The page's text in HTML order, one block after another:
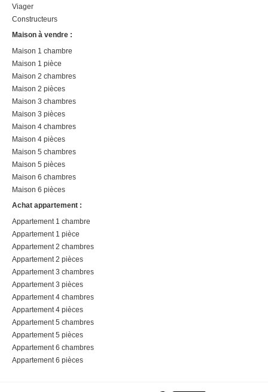
Viager
Constructeurs
Maison à vendre :
Maison 1 chambre
Maison 1 pièce
Maison 2 chambres
Maison 2 pièces
Maison 3 chambres
Maison 3 pièces
Maison 4 chambres
Maison 4 pièces
Maison 5 chambres
Maison 5 pièces
Maison 6 chambres
Maison 6 pièces
Achat appartement :
Appartement 1 chambre
Appartement 1 pièce
Appartement 2 chambres
Appartement 2 pièces
Appartement 3 chambres
Appartement 3 pièces
Appartement 4 chambres
Appartement 4 pièces
Appartement 5 chambres
Appartement 5 pièces
Appartement 6 chambres
Appartement 6 pièces